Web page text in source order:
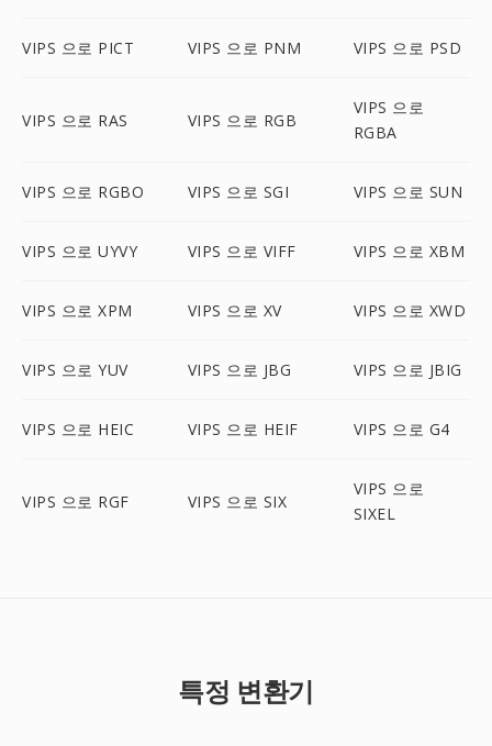
VIPS 으로 PICT VIPS 으로 PNM VIPS 으로 PSD
VIPS 으로 RAS VIPS 으로 RGB
VIPS 으로
RGBA
VIPS 으로 RGBO VIPS 으로 SGI VIPS 으로 SUN
VIPS 으로 UYVY VIPS 으로 VIFF VIPS 으로 XBM
VIPS 으로 XPM VIPS 으로 XV VIPS 으로 XWD
VIPS 으로 YUV VIPS 으로 JBG VIPS 으로 JBIG
VIPS 으로 HEIC VIPS 으로 HEIF VIPS 으로 G4
VIPS 으로 RGF VIPS 으로 SIX
VIPS 으로
SIXEL
특정 변환기